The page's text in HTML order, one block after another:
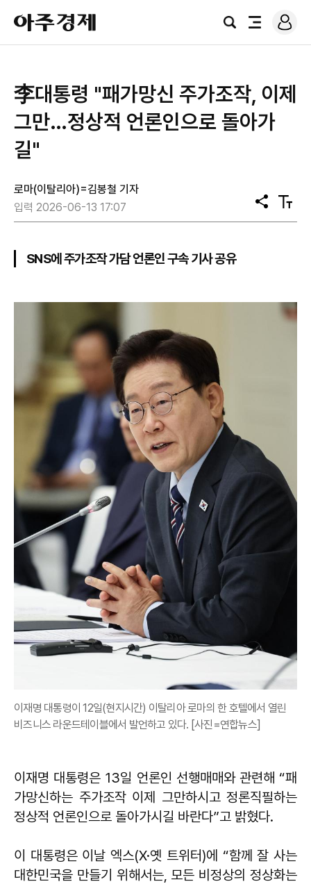
아
주
경
검
전
로
그
李대통령 "패가망신 주가조작, 이제
그만…정상적 언론인으로 돌아가
길"
로마(이탈리아)=김봉철 기자
입력 2026-06-13 17:07
공
유
텍
스
SNS에 주가조작 가담 언론인 구속 기사 공유
이재명 대통령이 12일(현지시간) 이탈리아 로마의 한 호텔에서 열린
비즈니스 라운드테이블에서 발언하고 있다. [사진=연합뉴스]
이재명 대통령은 13일 언론인 선행매매와 관련해 “패
가망신하는 주가조작 이제 그만하시고 정론직필하는
정상적 언론인으로 돌아가시길 바란다”고 밝혔다.
이 대통령은 이날 엑스(X·옛 트위터)에 “함께 잘 사는
대한민국을 만들기 위해서는, 모든 비정상의 정상화는